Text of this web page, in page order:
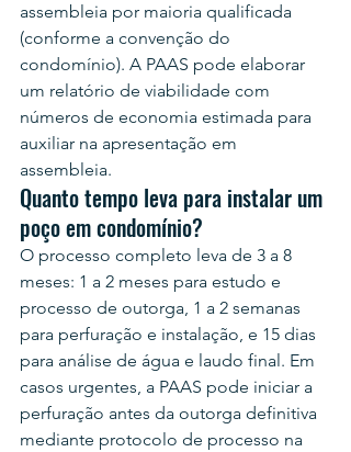
assembleia por maioria qualificada
(conforme a convenção do
condomínio). A PAAS pode elaborar
um relatório de viabilidade com
números de economia estimada para
auxiliar na apresentação em
assembleia.
Quanto tempo leva para instalar um
poço em condomínio?
O processo completo leva de 3 a 8
meses: 1 a 2 meses para estudo e
processo de outorga, 1 a 2 semanas
para perfuração e instalação, e 15 dias
para análise de água e laudo final. Em
casos urgentes, a PAAS pode iniciar a
perfuração antes da outorga definitiva
mediante protocolo de processo na